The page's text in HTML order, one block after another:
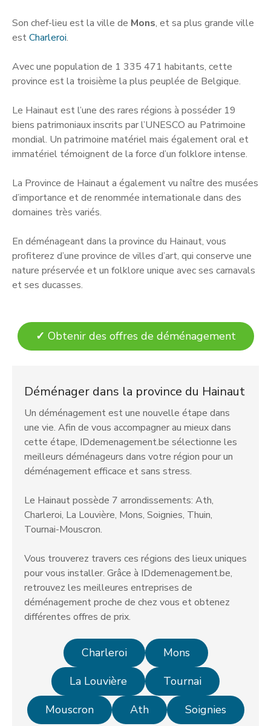
Son chef-lieu est la ville de Mons, et sa plus grande ville
estCharleroi.
Avec une population de 1 335 471 habitants, cette
province est la troisième la plus peuplée de Belgique.
Le Hainaut est l’une des rares régions à posséder 19
biens patrimoniaux inscrits par l’UNESCO au Patrimoine
mondial. Un patrimoine matériel mais également oral et
immatériel témoignent de la force d’un folklore intense.
La Province de Hainaut a également vu naître des musées
d’importance et de renommée internationale dans des
domaines très variés.
En déménageant dans la province du Hainaut, vous
profiterez d’une province de villes d’art, qui conserve une
nature préservée et un folklore unique avec ses carnavals
et ses ducasses.
✓ Obtenir des offres de déménagement
Déménager dans la province du Hainaut
Un déménagement est une nouvelle étape dans
une vie. Afin de vous accompagner au mieux dans
cette étape, IDdemenagement.be sélectionne les
meilleurs déménageurs dans votre région pour un
déménagement efficace et sans stress.
Le Hainaut possède 7 arrondissements: Ath,
Charleroi, La Louvière, Mons, Soignies, Thuin,
Tournai-Mouscron.
Vous trouverez travers ces régions des lieux uniques
pour vous installer. Grâce à IDdemenagement.be,
retrouvez les meilleures entreprises de
déménagement proche de chez vous et obtenez
différentes offres de prix.
Charleroi
Mons
La Louvière
Tournai
Mouscron
Ath Soignies